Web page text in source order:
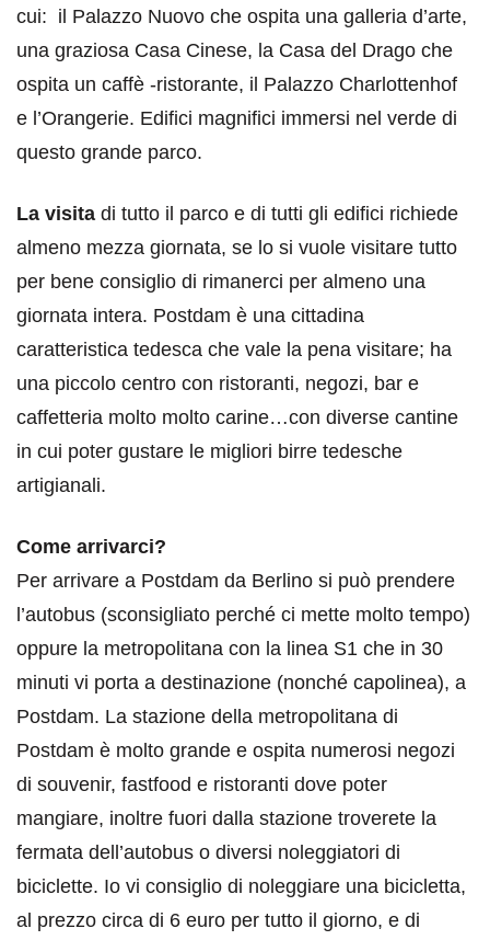
cui: il Palazzo Nuovo che ospita una galleria d’arte,
una graziosa Casa Cinese, la Casa del Drago che
ospita un caffè -ristorante, il Palazzo Charlottenhof
e l’Orangerie. Edifici magnifici immersi nel verde di
questo grande parco.
La visita di tutto il parco e di tutti gli edifici richiede
almeno mezza giornata, se lo si vuole visitare tutto
per bene consiglio di rimanerci per almeno una
giornata intera. Postdam è una cittadina
caratteristica tedesca che vale la pena visitare; ha
una piccolo centro con ristoranti, negozi, bar e
caffetteria molto molto carine…con diverse cantine
in cui poter gustare le migliori birre tedesche
artigianali.
Come arrivarci?
Per arrivare a Postdam da Berlino si può prendere
l’autobus (sconsigliato perché ci mette molto tempo)
oppure la metropolitana con la linea S1 che in 30
minuti vi porta a destinazione (nonché capolinea), a
Postdam. La stazione della metropolitana di
Postdam è molto grande e ospita numerosi negozi
di souvenir, fastfood e ristoranti dove poter
mangiare, inoltre fuori dalla stazione troverete la
fermata dell’autobus o diversi noleggiatori di
biciclette. Io vi consiglio di noleggiare una bicicletta,
al prezzo circa di 6 euro per tutto il giorno, e di